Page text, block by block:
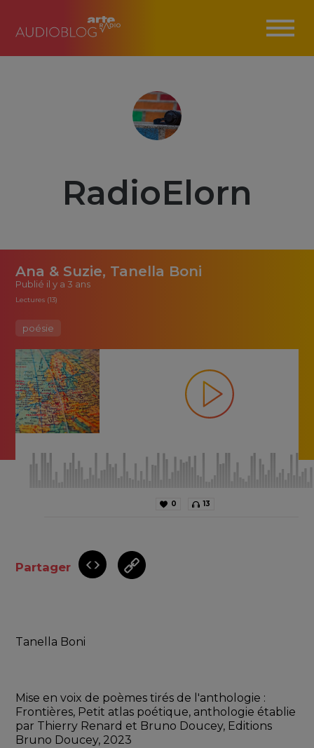
RadioElorn
Ana & Suzie, Tanella Boni
Publié il y a 3 ans
Lectures (13)
poésie
0 13
Partager
Tanella Boni
Mise en voix de poèmes tirés de l'anthologie :
Frontières, Petit atlas poétique, anthologie établie
par Thierry Renard et Bruno Doucey, Editions
Bruno Doucey, 2023